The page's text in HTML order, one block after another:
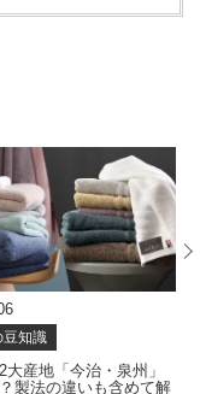
豆知識
大産地「今治・泉州」
製法の違いも含めて解